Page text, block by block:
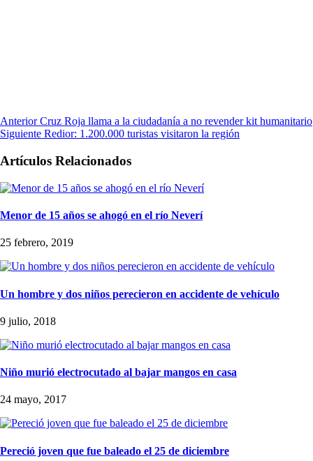
Anterior Cruz Roja llama a la ciudadanía a no revender kit humanitario
Siguiente Redior: 1.200.000 turistas visitaron la región
Artículos Relacionados
Menor de 15 años se ahogó en el río Neverí
25 febrero, 2019
Un hombre y dos niños perecieron en accidente de vehículo
9 julio, 2018
Niño murió electrocutado al bajar mangos en casa
24 mayo, 2017
Pereció joven que fue baleado el 25 de diciembre